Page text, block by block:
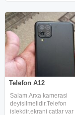
Telefon A12
Salam.Arxa kamerasi
deyisilmelidir.Telefon
islekdir.ekrani catlar var